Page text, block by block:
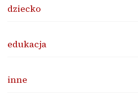
dziecko
edukacja
inne